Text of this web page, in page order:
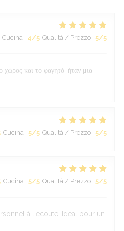
Cucina : 4/5 Qualità / Prezzo: 5/5
και το φαγητό, ήταν μια
Cucina : 5/5 Qualità / Prezzo: 5/5
Cucina : 5/5 Qualità / Prezzo: 5/5
à l'écoute. Idéal pour un